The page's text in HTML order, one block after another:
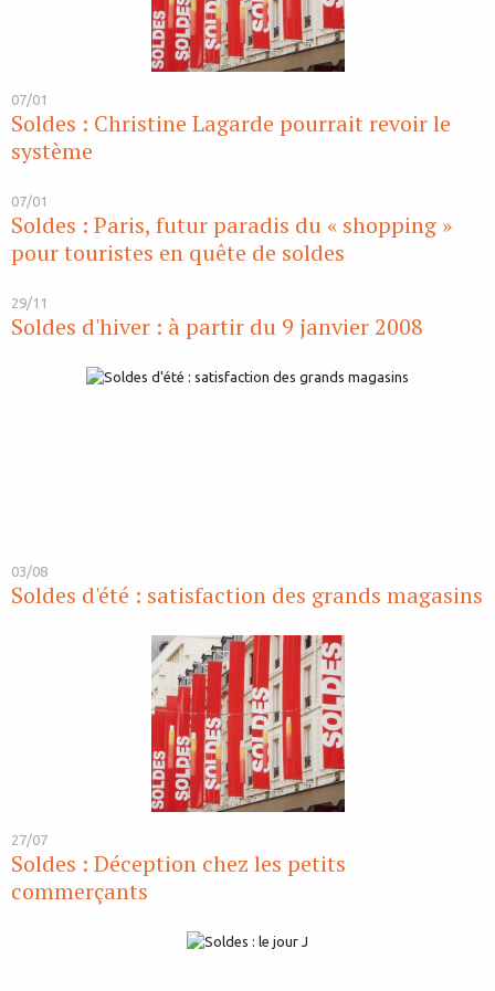
07/01
Soldes : Christine Lagarde pourrait revoir le
système
07/01
Soldes : Paris, futur paradis du « shopping »
pour touristes en quête de soldes
29/11
Soldes d'hiver : à partir du 9 janvier 2008
03/08
Soldes d'été : satisfaction des grands magasins
27/07
Soldes : Déception chez les petits
commerçants